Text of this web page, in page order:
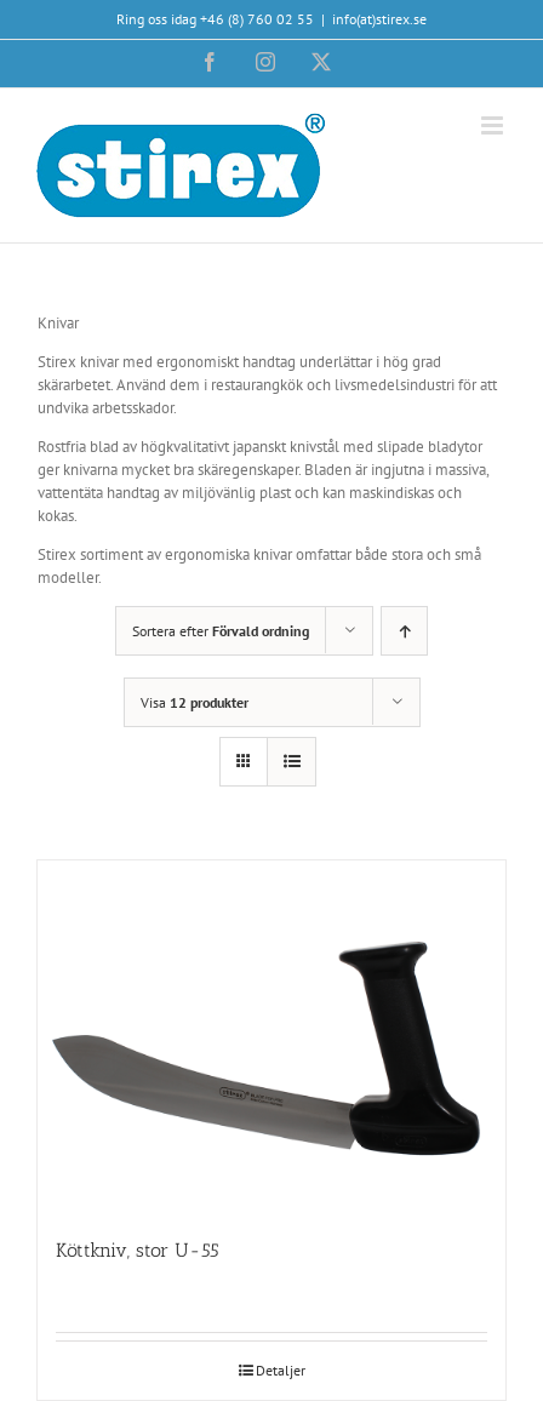
Ring oss idag +46 (8) 760 02 55 | info(at)stirex.se
FacebookInstagram
Knivar
Stirex knivar med ergonomiskt handtag underlättar i hög grad
skärarbetet. Använd dem i restaurangkök och livsmedelsindustri för att
undvika arbetsskador.
Rostfria blad av högkvalitativt japanskt knivstål med slipade bladytor
ger knivarna mycket bra skäregenskaper. Bladen är ingjutna i massiva,
vattentäta handtag av miljövänlig plast och kan maskindiskas och
kokas.
Stirex sortiment av ergonomiska knivar omfattar både stora och små
modeller.
Sortera efter Förvald ordning
Visa 12 produkter
Köttkniv, stor U-55
Detaljer